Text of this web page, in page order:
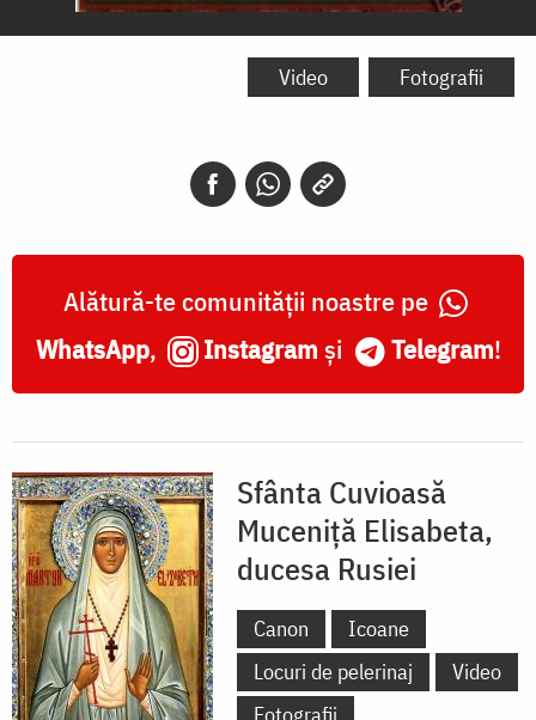
Sfânta
Rusiei
Video Fotografii
Alătură-te comunității noastre pe
WhatsApp, Instagram și Telegram!
Sfânta Cuvioasă
Muceniță Elisabeta,
ducesa Rusiei
Canon
Icoane
Locuri de pelerinaj
Video